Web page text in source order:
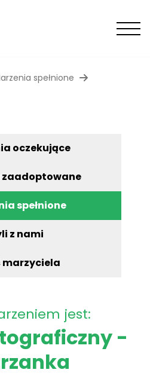
spełnione
oczekujące
zaadoptowane
spełnione
z nami
marzyciela
jest:
-